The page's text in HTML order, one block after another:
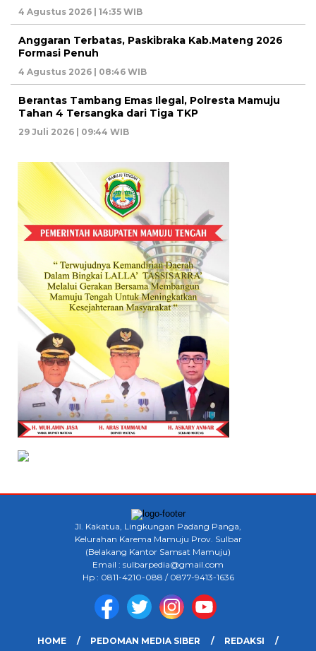
4 Agustus 2026 | 14:35 WIB
Anggaran Terbatas, Paskibraka Kab.Mateng 2026
Formasi Penuh
4 Agustus 2026 | 08:46 WIB
Berantas Tambang Emas Ilegal, Polresta Mamuju
Tahan 4 Tersangka dari Tiga TKP
29 Juli 2026 | 09:44 WIB
Jl. Kakatua, Lingkungan Padang Panga,
Kelurahan Karema Mamuju Prov. Sulbar
(Belakang Kantor Samsat Mamuju)
Email : sulbarpedia@gmail.com
Hp : 0811-4210-088 / 0877-9413-1636
HOME PEDOMAN MEDIA SIBER REDAKSI